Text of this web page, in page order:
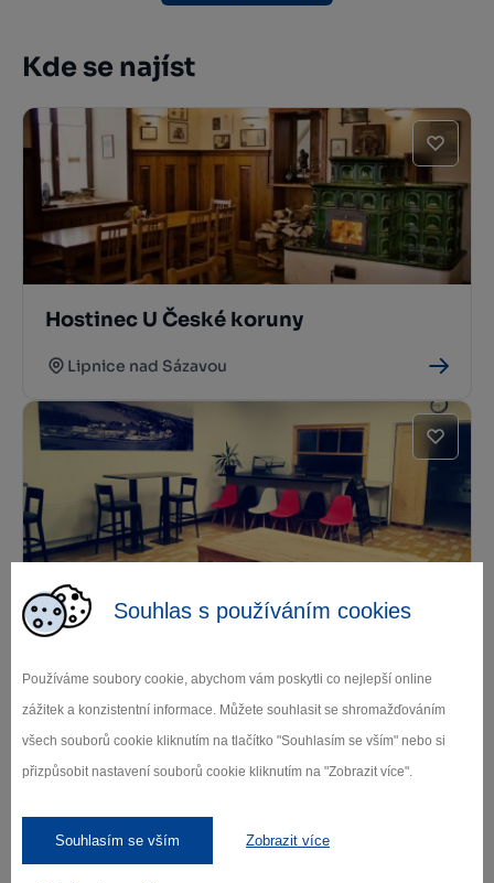
Souhlas s používáním cookies
Používáme soubory cookie, abychom vám poskytli co nejlepší online
zážitek a konzistentní informace. Můžete souhlasit se shromažďováním
všech souborů cookie kliknutím na tlačítko "Souhlasím se vším" nebo si
přizpůsobit nastavení souborů cookie kliknutím na "Zobrazit více".
Souhlasím se vším Zobrazit více
Kde se najíst
Hostinec U České koruny
Lipnice nad Sázavou
Büstro Montraz